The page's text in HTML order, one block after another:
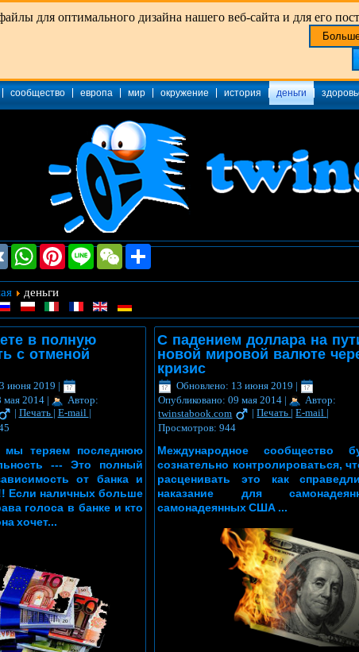
для оптимального дизайна нашего веб-сайта и для его
сообщество eвропа мир окружение история деньги
VK WhatsAppPinterestLine WeChat
деньги
в полную
с отменой
июня 2019 |
мая 2014|
Автор:
| Печать | E-mail |
мы теряем последнюю
--- Это полный
от банка и
Если наличных больше
голоса в банке и кто
хочет...
С падением доллара на
новой мировой валюте
кризис
Обновлено: 13 июня 2019 |
Опубликовано: 09 мая 2014 |
Автор:
twinstabook.com
|Печать |E-mail |
Просмотров: 944
Международное сообщество
сознательно контролироваться,
расценивать это как
наказание для
самонадеянных США ...